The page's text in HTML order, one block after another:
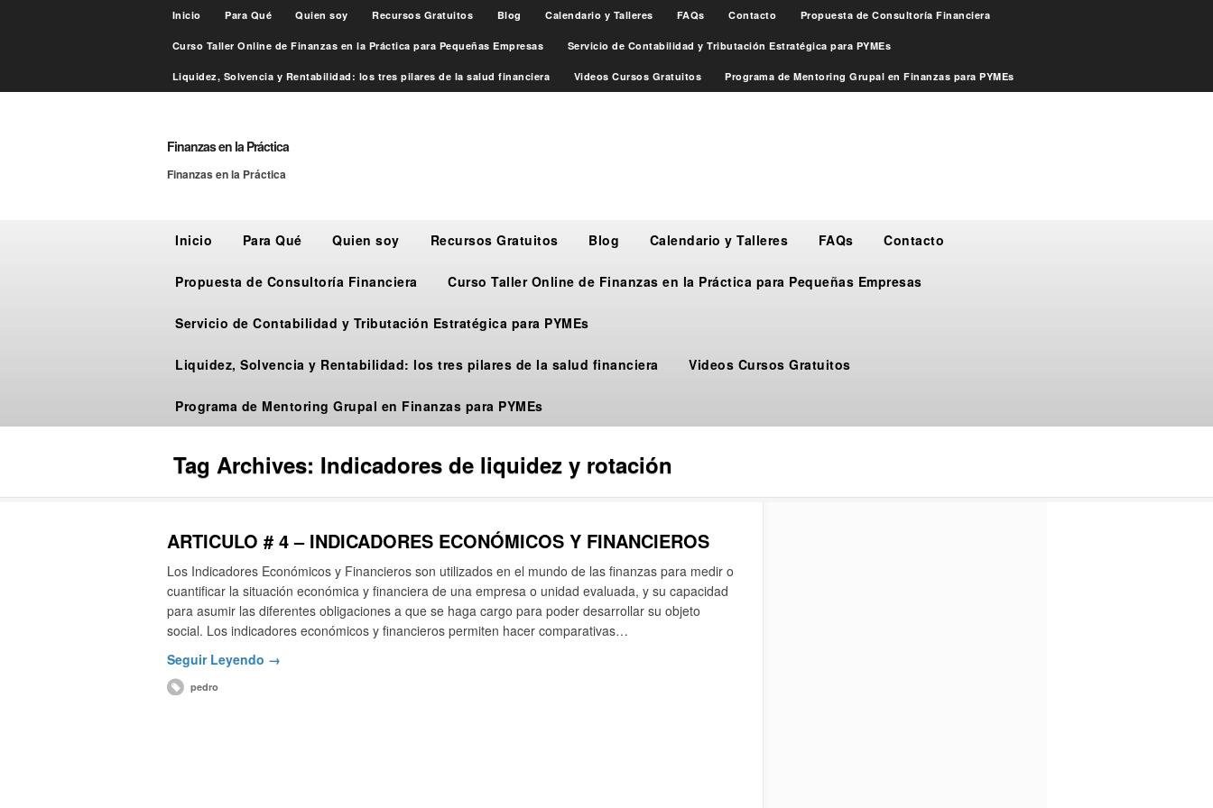
Inicio Para Qué Quien soy Recursos Gratuitos Blog Calendario y Talleres FAQs Contacto Propuesta de Consultoría Financiera
Curso Taller Online de Finanzas en la Práctica para Pequeñas Empresas Servicio de Contabilidad y Tributación Estratégica para PYMEs
Liquidez, Solvencia y Rentabilidad: los tres pilares de la salud financiera Videos Cursos Gratuitos Programa de Mentoring Grupal en Finanzas para PYMEs
Finanzas en la Práctica
Finanzas en la Práctica
Inicio Para Qué Quien soy Recursos Gratuitos Blog Calendario y Talleres FAQs Contacto
Propuesta de Consultoría Financiera Curso Taller Online de Finanzas en la Práctica para Pequeñas Empresas
Servicio de Contabilidad y Tributación Estratégica para PYMEs
Liquidez, Solvencia y Rentabilidad: los tres pilares de la salud financiera Videos Cursos Gratuitos
Programa de Mentoring Grupal en Finanzas para PYMEs
Tag Archives: Indicadores de liquidez y rotación
ARTICULO # 4 – INDICADORES ECONÓMICOS Y FINANCIEROS
Los Indicadores Económicos y Financieros son utilizados en el mundo de las finanzas para medir o
cuantificar la situación económica y financiera de una empresa o unidad evaluada, y su capacidad
para asumir las diferentes obligaciones a que se haga cargo para poder desarrollar su objeto
social. Los indicadores económicos y financieros permiten hacer comparativas…
Seguir Leyendo →
pedro